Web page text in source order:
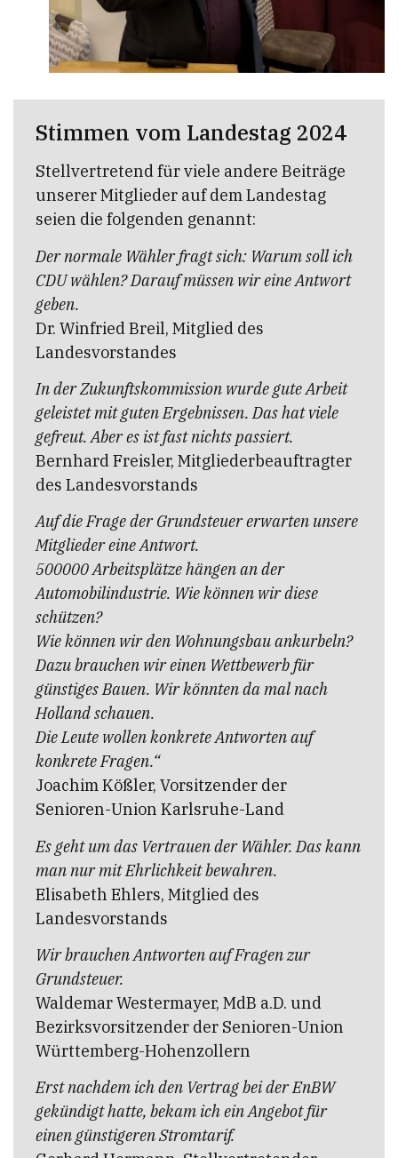
Stimmen vom Landestag 2024
Stellvertretend für viele andere Beiträge
unserer Mitglieder auf dem Landestag
seien die folgenden genannt:
Der normale Wähler fragt sich: Warum soll ich
CDU wählen? Darauf müssen wir eine Antwort
geben.
Dr. Winfried Breil, Mitglied des
Landesvorstandes
In der Zukunftskommission wurde gute Arbeit
geleistet mit guten Ergebnissen. Das hat viele
gefreut. Aber es ist fast nichts passiert.
Bernhard Freisler, Mitgliederbeauftragter
des Landesvorstands
Auf die Frage der Grundsteuer erwarten unsere
Mitglieder eine Antwort.
500000 Arbeitsplätze hängen an der
Automobilindustrie. Wie können wir diese
schützen?
Wie können wir den Wohnungsbau ankurbeln?
Dazu brauchen wir einen Wettbewerb für
günstiges Bauen. Wir könnten da mal nach
Holland schauen.
Die Leute wollen konkrete Antworten auf
konkrete Fragen.“
Joachim Kößler, Vorsitzender der
Senioren-Union Karlsruhe-Land
Es geht um das Vertrauen der Wähler. Das kann
man nur mit Ehrlichkeit bewahren.
Elisabeth Ehlers, Mitglied des
Landesvorstands
Wir brauchen Antworten auf Fragen zur
Grundsteuer.
Waldemar Westermayer, MdB a.D. und
Bezirksvorsitzender der Senioren-Union
Württemberg-Hohenzollern
Erst nachdem ich den Vertrag bei der EnBW
gekündigt hatte, bekam ich ein Angebot für
einen günstigeren Stromtarif.